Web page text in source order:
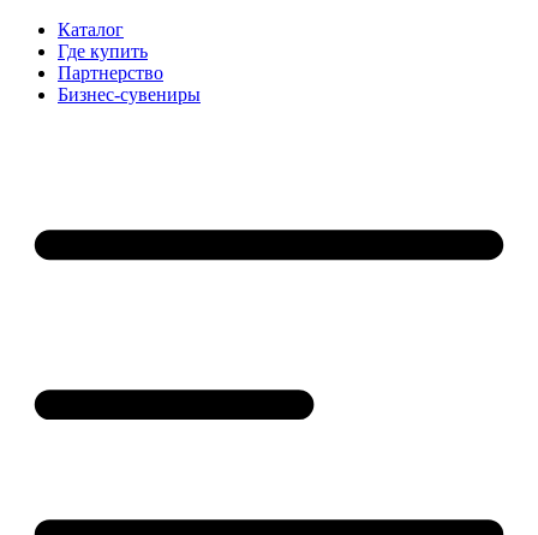
Каталог
Где купить
Партнерство
Бизнес-сувениры